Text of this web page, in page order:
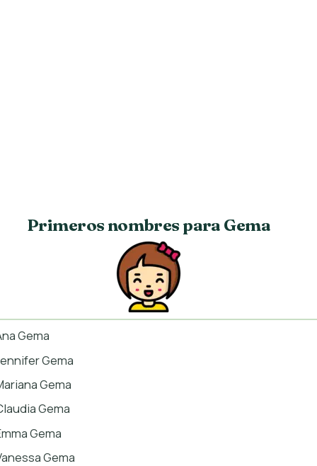
Primeros nombres para Gema
Gema
Gema
Gema
Gema
Gema
Gema